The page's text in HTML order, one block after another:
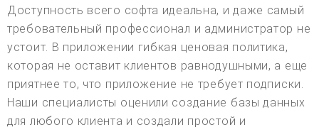
Доступность всего софта идеальна, и даже самый
требовательный профессионал и администратор не
устоит. В приложении гибкая ценовая политика,
которая не оставит клиентов равнодушными, а еще
приятнее то, что приложение не требует подписки.
Наши специалисты оценили создание базы данных
для любого клиента и создали простой и